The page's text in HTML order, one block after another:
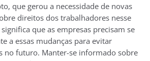
que gerou a necessidade de novas
direitos dos trabalhadores nesse
que as empresas precisam se
a essas mudanças para evitar
no futuro. Manter-se informado sobre